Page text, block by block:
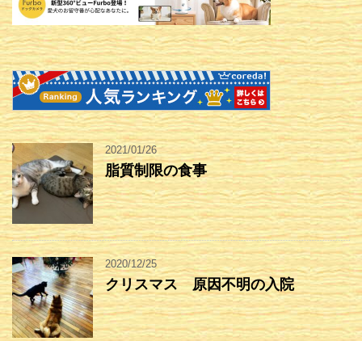
2021/01/26
脂質制限の食事
2020/12/25
クリスマス 原因不明の入院